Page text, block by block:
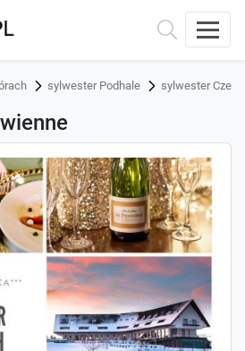
sylwester Podhale sylwester